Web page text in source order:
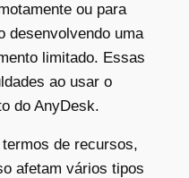
ou para
desenvolvendo uma
limitado. Essas
ao usar o
do AnyDesk.
de recursos,
afetam vários tipos